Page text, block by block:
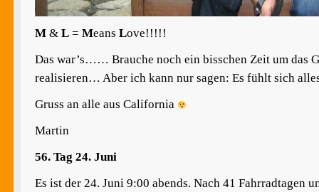
M & L = Means Love!!!!!
Das war’s…… Brauche noch ein bisschen Zeit um das
realisieren… Aber ich kann nur sagen: Es fühlt sich
Gruss an alle aus California
Martin
56. Tag 24. Juni
Es ist der 24. Juni 9:00 abends. Nach 41 Fahrradtagen